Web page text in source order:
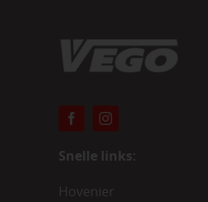
Snelle links:
Hovenier